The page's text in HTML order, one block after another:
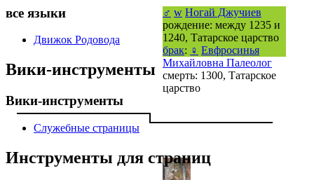
♂ w Ногай Джучиев
рождение: между 1235 и
1240, Татарское царство
брак: ♀ Евфросинья
Михайловна Палеолог
смерть: 1300, Татарское
царство
все языки
Движок Родовода
Вики-инструменты
Вики-инструменты
Служебные страницы
Инструменты для страниц